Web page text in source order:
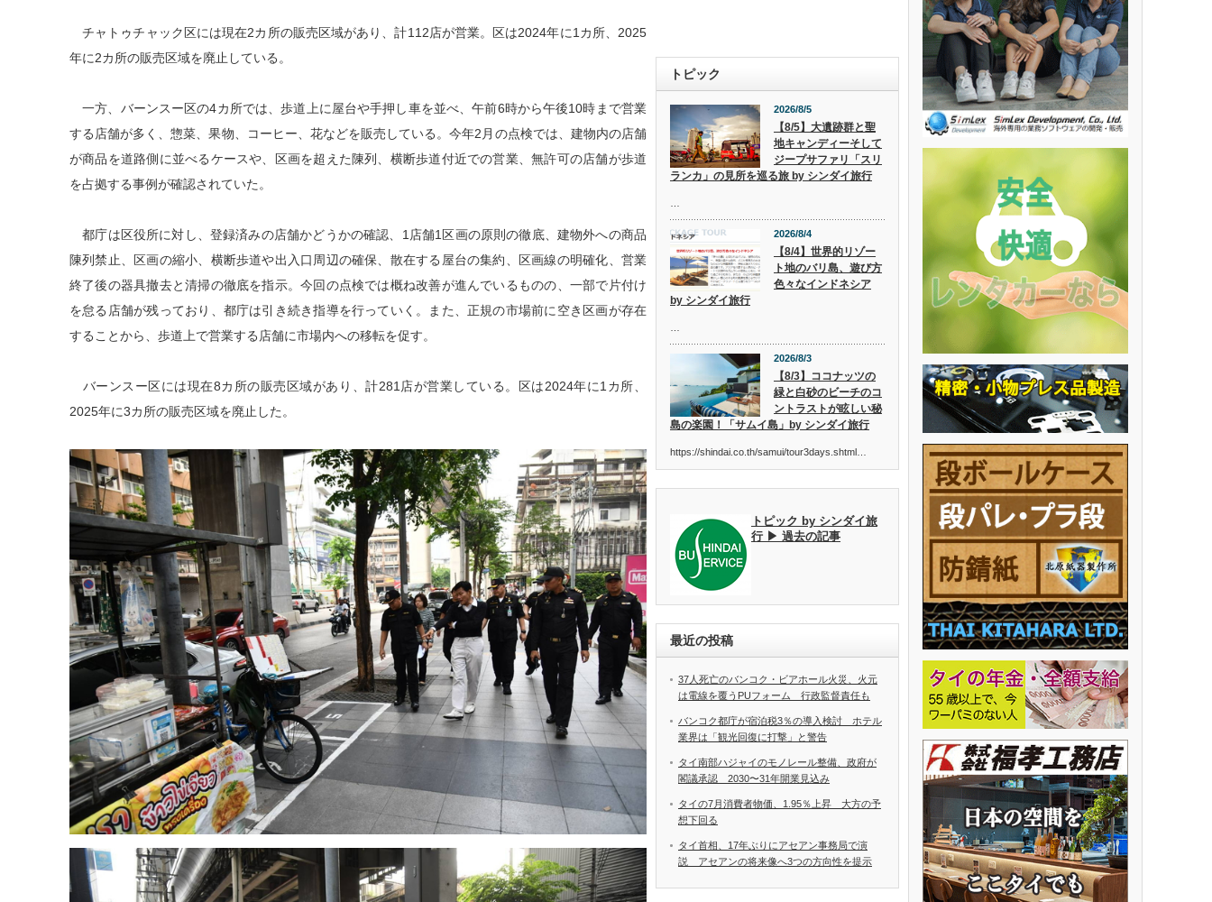
チャトゥチャック区には現在2カ所の販売区域があり、計112店が営業。区は2024年に1カ所、2025
年に2カ所の販売区域を廃止している。
一方、バーンスー区の4カ所では、歩道上に屋台や手押し車を並べ、午前6時から午後10時まで営業
する店舗が多く、惣菜、果物、コーヒー、花などを販売している。今年2月の点検では、建物内の店舗
が商品を道路側に並べるケースや、区画を超えた陳列、横断歩道付近での営業、無許可の店舗が歩道
を占拠する事例が確認されていた。
都庁は区役所に対し、登録済みの店舗かどうかの確認、1店舗1区画の原則の徹底、建物外への商品
陳列禁止、区画の縮小、横断歩道や出入口周辺の確保、散在する屋台の集約、区画線の明確化、営業
終了後の器具撤去と清掃の徹底を指示。今回の点検では概ね改善が進んでいるものの、一部で片付け
を怠る店舗が残っており、都庁は引き続き指導を行っていく。また、正規の市場前に空き区画が存在
することから、歩道上で営業する店舗に市場内への移転を促す。
バーンスー区には現在8カ所の販売区域があり、計281店が営業している。区は2024年に1カ所、
2025年に3カ所の販売区域を廃止した。
トピック
2026/8/5
【8/5】大遺跡群と聖
地キャンディーそして
ジープサファリ「スリ
ランカ」の見所を巡る旅 by シンダイ旅行
2026/8/4
【8/4】世界的リゾー
ト地のバリ島、遊び方
色々なインドネシア
by シンダイ旅行
2026/8/3
【8/3】ココナッツの
緑と白砂のビーチのコ
ントラストが眩しい秘
島の楽園！「サムイ島」by シンダイ旅行
https://shindai.co.th/samui/tour3days.shtml…
トピック by シンダイ旅
行 ▶ 過去の記事
最近の投稿
37人死亡のバンコク・ビアホール火災、火元
は電線を覆うPUフォーム 行政監督責任も
バンコク都庁が宿泊税3％の導入検討 ホテル
業界は「観光回復に打撃」と警告
タイ南部ハジャイのモノレール整備、政府が
閣議承認 2030〜31年開業見込み
タイの7月消費者物価、1.95％上昇 大方の予
想下回る
タイ首相、17年ぶりにアセアン事務局で演
説 アセアンの将来像へ3つの方向性を提示